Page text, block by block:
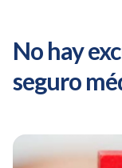
No hay
seguro